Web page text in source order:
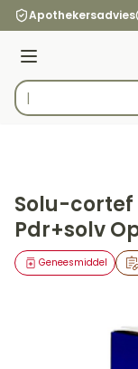
Ga naar de inhoud
Apothekersadvies
Menu
Product, merk,
Solu-cortef
Pdr+solv
Geneesmiddel